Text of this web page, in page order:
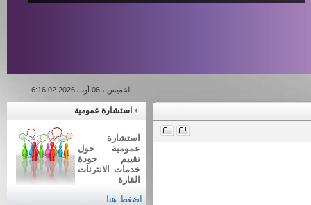
الخميس ، 06 أوت 2026 6:16:02
استشارة عمومية
استشارة
عمومية حول
تقييم جودة
خدمات الانترنات
القارة
اضغط هنا